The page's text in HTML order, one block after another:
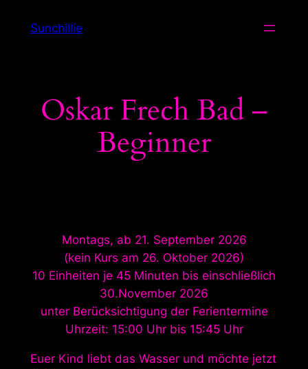
InhaltSunchillie
Oskar Frech Bad –
Beginner
Montags, ab 21. September 2026
(kein Kurs am 26. Oktober 2026)
10 Einheiten je 45 Minuten bis einschließlich
30.November 2026
unter Berücksichtigung der Ferientermine
Uhrzeit: 15:00 Uhr bis 15:45 Uhr
Euer Kind liebt das Wasser und möchte jetzt